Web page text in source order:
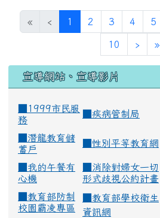
« ‹ 1 (current)
2 3 4 5
10 › »
宣導網站、宣導影片
■1999市民服
務
疾病管制局
潛龍教育儲
蓄戶
性別平等教育網
我的午餐有
心機
消除對婦女一切
形式歧視公約計畫
教育部防制
校園霸凌專區
教育部學校衛生
資訊網